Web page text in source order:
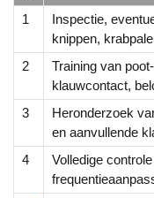
1
Inspectie,
knippen,
2
Training van
klauwcontact,
3
Heronderzoek
en aanvullende
4
Volledige